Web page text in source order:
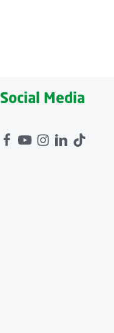
Social Media